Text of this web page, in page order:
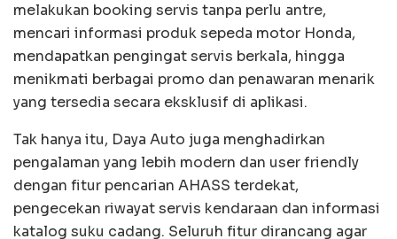
melakukan booking servis tanpa perlu antre,
mencari informasi produk sepeda motor Honda,
mendapatkan pengingat servis berkala, hingga
menikmati berbagai promo dan penawaran menarik
yang tersedia secara eksklusif di aplikasi.
Tak hanya itu, Daya Auto juga menghadirkan
pengalaman yang lebih modern dan user friendly
dengan fitur pencarian AHASS terdekat,
pengecekan riwayat servis kendaraan dan informasi
katalog suku cadang. Seluruh fitur dirancang agar